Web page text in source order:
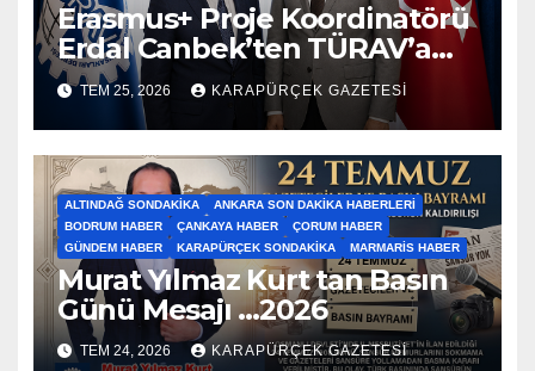
Erasmus+ Proje Koordinatörü
Erdal Canbek’ten TÜRAV’a
Ziyaret…2026
TEM 25, 2026 KARAPÜRÇEK GAZETESİ
ALTINDAĞ SONDAKIKA
ANKARA SON DAKIKA HABERLERI
BODRUM HABER
ÇANKAYA HABER
ÇORUM HABER
GÜNDEM HABER
KARAPÜRÇEK SONDAKIKA MARMARIS HABER
Murat Yılmaz Kurt tan Basın
Günü Mesajı …2026
TEM 24, 2026 KARAPÜRÇEK GAZETESİ